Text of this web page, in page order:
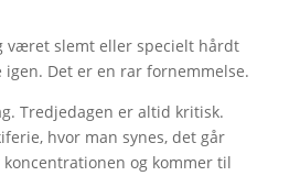
været slemt eller specielt hårdt
Det er en rar fornemmelse.
Tredjedagen er altid kritisk.
hvor man synes, det går
og kommer til